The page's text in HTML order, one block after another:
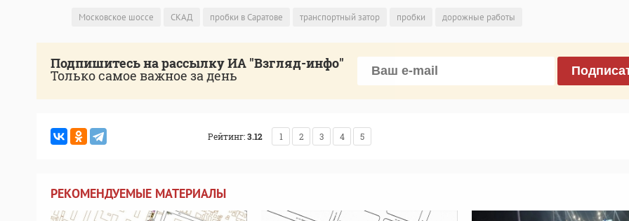
Московское шоссе СКАД пробки в Саратове транспортный затор пробки дорожные работы
Подпишитесь на рассылку ИА "Взгляд-инфо"
Только самое важное за день
Рейтинг:3.12 1 2 3 4 5
РЕКОМЕНДУЕМЫЕ МАТЕРИАЛЫ